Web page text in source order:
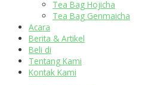
Tea Bag Hojicha
Tea Bag Genmaicha
Acara
Berita & Artikel
Beli di
Tentang Kami
Kontak Kami